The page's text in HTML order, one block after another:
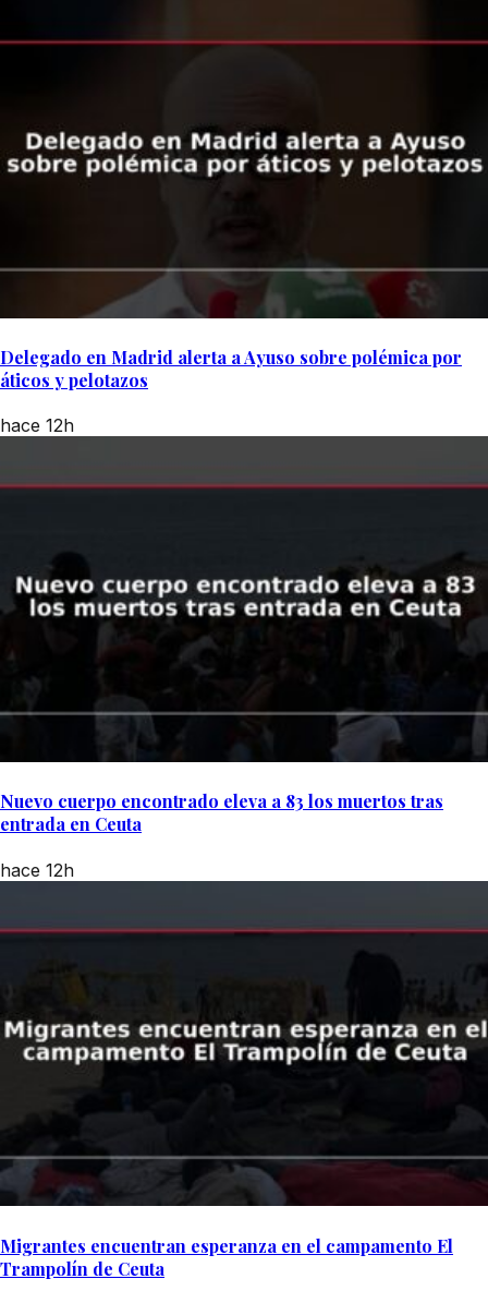
Delegado en Madrid alerta a Ayuso sobre polémica por
áticos y pelotazos
hace 12h
Nuevo cuerpo encontrado eleva a 83 los muertos tras
entrada en Ceuta
hace 12h
Migrantes encuentran esperanza en el campamento El
Trampolín de Ceuta